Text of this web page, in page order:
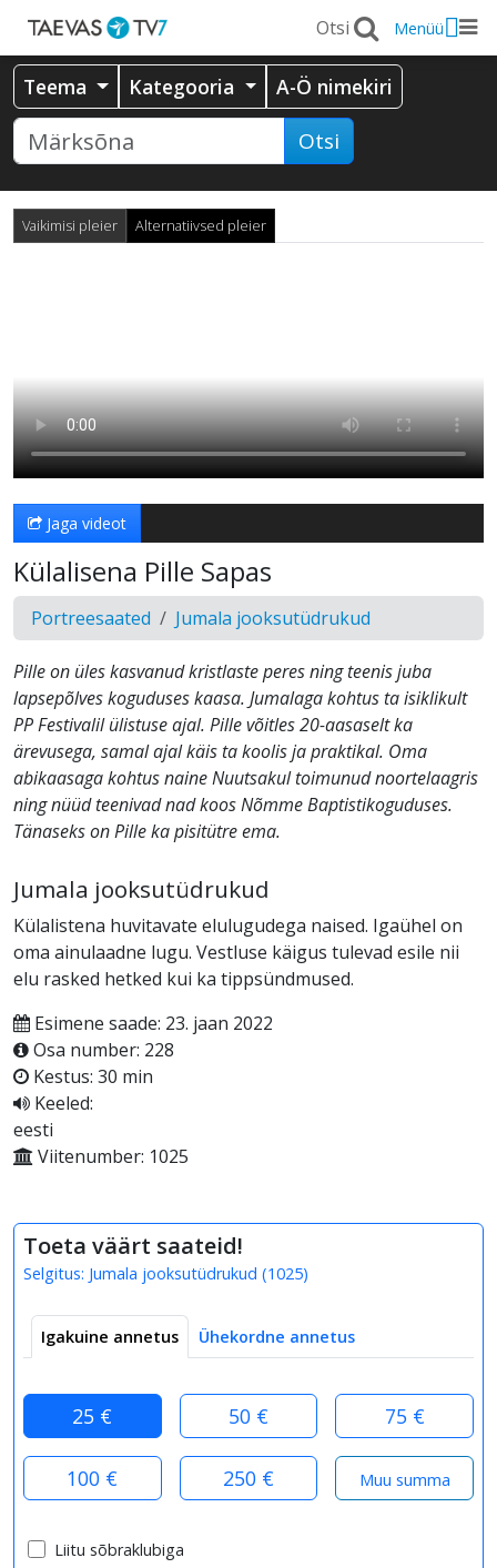
Menüü
Teema Kategooria A-Ö nimekiri
Otsi
Vaikimisi pleier Alternatiivsed pleier
Jaga videot
Külalisena Pille Sapas
Portreesaated Jumala jooksutüdrukud
Pille on üles kasvanud kristlaste peres ning teenis juba
lapsepõlves koguduses kaasa. Jumalaga kohtus ta isiklikult
PP Festivalil ülistuse ajal. Pille võitles 20-aasaselt ka
ärevusega, samal ajal käis ta koolis ja praktikal. Oma
abikaasaga kohtus naine Nuutsakul toimunud noortelaagris
ning nüüd teenivad nad koos Nõmme Baptistikoguduses.
Tänaseks on Pille ka pisitütre ema.
Jumala jooksutüdrukud
Külalistena huvitavate elulugudega naised. Igaühel on
oma ainulaadne lugu. Vestluse käigus tulevad esile nii
elu rasked hetked kui ka tippsündmused.
Esimene saade: 23. jaan 2022
Osa number: 228
Kestus: 30 min
Keeled:
eesti
Viitenumber: 1025
Toeta väärt saateid!
Selgitus: Jumala jooksutüdrukud (1025)
Igakuine annetus Ühekordne annetus
25 € 50 € 75 €
100 € 250 €
Liitu sõbraklubiga